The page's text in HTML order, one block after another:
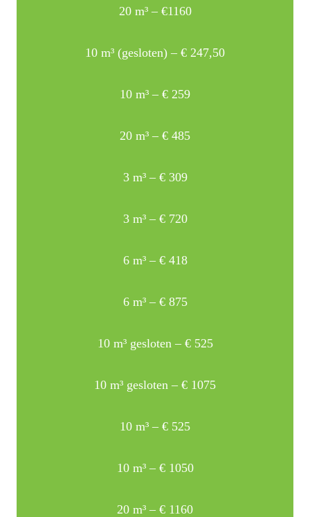
20 m³ – €1160
10 m³ (gesloten) – € 247,50
10 m³ – € 259
20 m³ – € 485
3 m³ – € 309
3 m³ – € 720
6 m³ – € 418
6 m³ – € 875
10 m³ gesloten – € 525
10 m³ gesloten – € 1075
10 m³ – € 525
10 m³ – € 1050
20 m³ – € 1160